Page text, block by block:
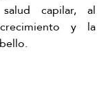
capilar, al
y la